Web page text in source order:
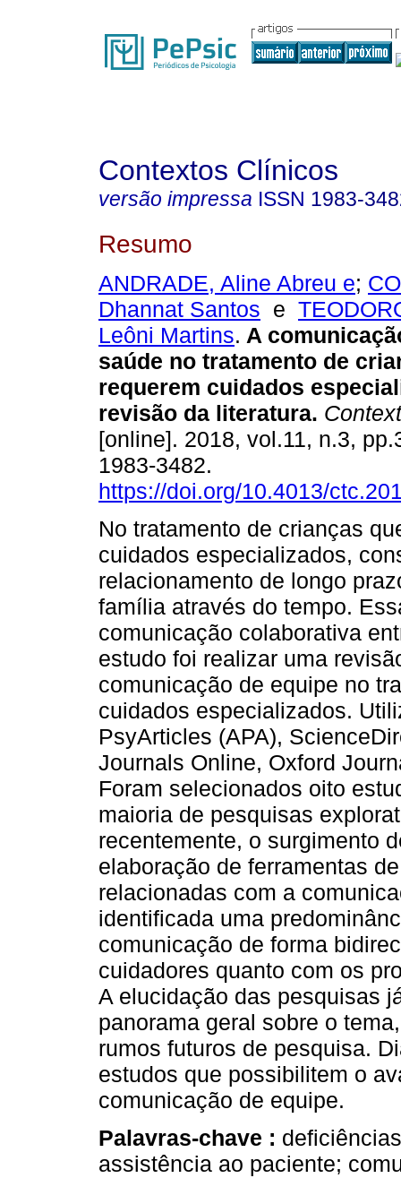
Contextos Clínicos
versão impressa ISSN 1983-
Resumo
ANDRADE, Aline Abreu e;
Dhannat Santos e
Leôni Martins. A
saúde no tratamento de
requerem cuidados
revisão da literatura.
[online]. 2018, vol.11, n.3,
1983-3482.
https://doi.org/10.4013/
No tratamento de crianças
cuidados especializados,
relacionamento de longo
família através do tempo.
comunicação colaborativa
estudo foi realizar uma
comunicação de equipe no
cuidados especializados.
PsyArticles (APA),
Journals Online, Oxford
Foram selecionados oito
maioria de pesquisas
recentemente, o surgimento
elaboração de ferramentas
relacionadas com a
identificada uma
comunicação de forma
cuidadores quanto com os
A elucidação das pesquisas
panorama geral sobre o
rumos futuros de pesquisa.
estudos que possibilitem o
comunicação de equipe.
Palavras-chave :
assistência ao paciente;